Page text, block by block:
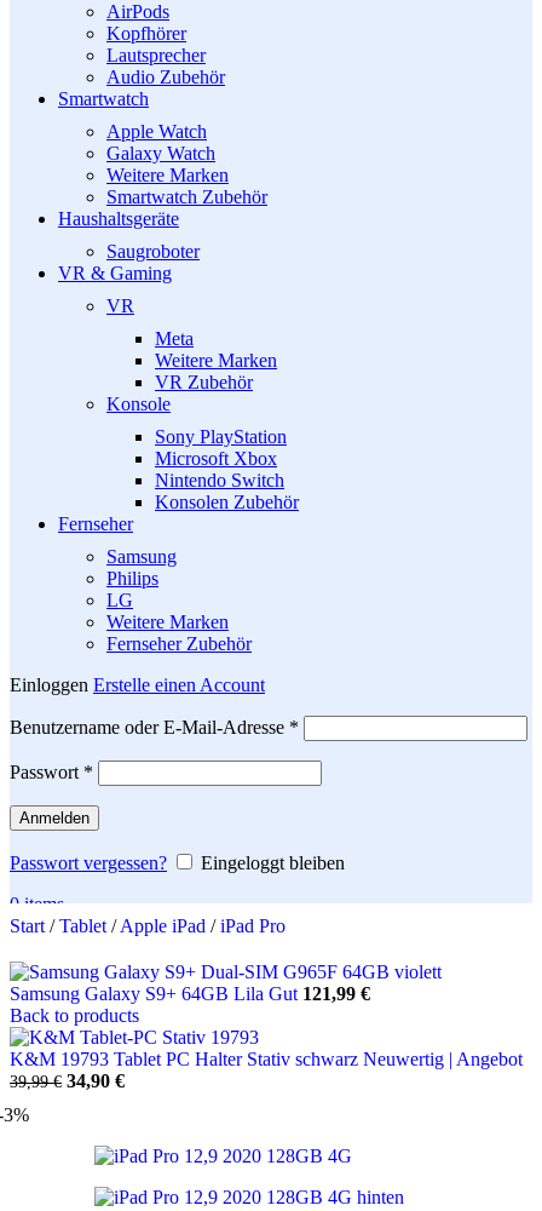
AirPods
Kopfhörer
Lautsprecher
Audio Zubehör
Smartwatch
Apple Watch
Galaxy Watch
Weitere Marken
Smartwatch Zubehör
Haushaltsgeräte
Saugroboter
VR & Gaming
VR
Meta
Weitere Marken
VR Zubehör
Konsole
Sony PlayStation
Microsoft Xbox
Nintendo Switch
Konsolen Zubehör
Fernseher
Samsung
Philips
LG
Weitere Marken
Fernseher Zubehör
Einloggen Erstelle einen Account
Benutzername oder E-Mail-Adresse *
Passwort *
Anmelden
Passwort vergessen?
Eingeloggt bleiben
0items
Search
Start / Tablet / Apple iPad / iPad Pro
Samsung Galaxy S9+ 64GB Lila Gut 121,99 €
Back to products
K&M 19793 Tablet PC Halter Stativ schwarz Neuwertig | Angebot
39,99€ Ursprünglicher
39,99 €
34,90 €Aktueller
34,90 €.
3%